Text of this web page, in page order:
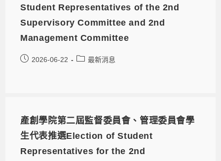
Student Representatives of the 2nd
Supervisory Committee and 2nd
Management Committee
2026-06-22 最新消息
產創學院第二屆監督委員會、管理委員會學
生代表推選Election of Student
Representatives for the 2nd